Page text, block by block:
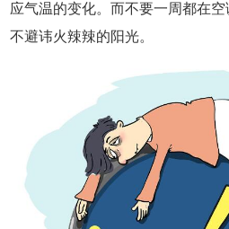
应气温的变化。而不要一周都在
不避讳火辣辣的阳光。